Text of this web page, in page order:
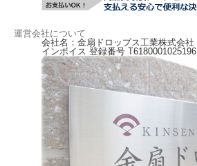
運営会社について
会社名：金扇ドロップス工業株式会社
インボイス 登録番号 T6180001025196